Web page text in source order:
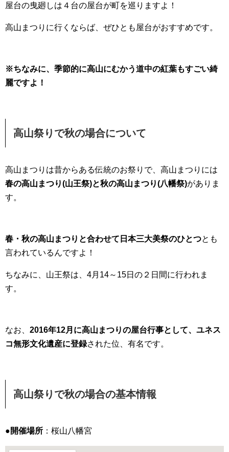
屋台の曳廻しは４台の屋台が町を巡りますよ！
高山まつりに行くならば、ぜひとも屋台がおすすめです。
※ちなみに、季節的に高山にむかう道中の紅葉もすごい綺
麗ですよ！
高山祭りで秋の場合について
高山まつりは昔からある伝統のお祭りで、高山まつりには
春の高山まつり(山王祭)と秋の高山まつり(八幡祭)がありま
す。
春・秋の高山まつりと合わせて日本三大美祭のひとつとも
言われているんですよ！
ちなみに、山王祭は、4月14～15日の２日間に行われま
す。
なお、 2016年12月に高山まつりの屋台行事として、ユネス
コ無形文化遺産に登録された位、有名です。
高山祭りで秋の場合の基本情報
●開催場所 ：桜山八幡宮